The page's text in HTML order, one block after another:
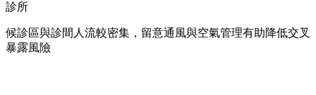
診所
候診區與診間人流較密集，留意通風與空氣管理有助降低交叉
暴露風險